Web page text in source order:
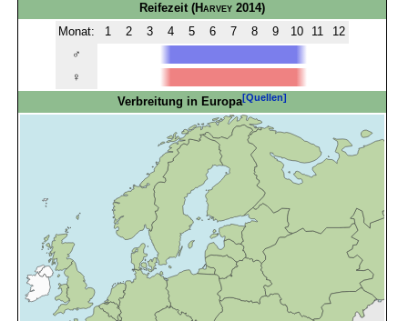
Reifezeit(Harvey 2014)
Monat:
1 2 3 4 5 6 7 8 9 10 11
12
♂
♀
Verbreitung in Europa[Quellen]